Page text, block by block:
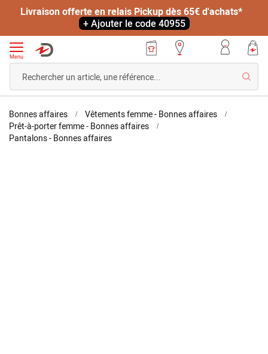
Livraison offerte en relais Pickup dès 65€ d'achats*
+ Ajouter le code 40955
Menu
Accueil
Bonnes affaires
Vêtements femme - Bonnes affaires
Prêt-à-porter femme - Bonnes affaires
Pantalons - Bonnes affairesPantalon